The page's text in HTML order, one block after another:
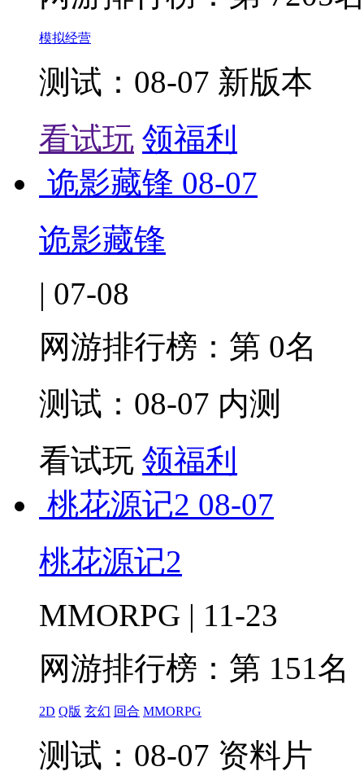
模拟经营
测试：08-07 新版本
看试玩 领福利
诡影藏锋 08-07
诡影藏锋
| 07-08
网游排行榜： 第 0名
测试：08-07 内测
看试玩 领福利
桃花源记2 08-07
桃花源记2
MMORPG | 11-23
网游排行榜： 第 151名
2D Q版 玄幻 回合 MMORPG
测试：08-07 资料片